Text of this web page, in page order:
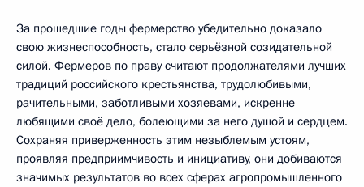
За прошедшие годы фермерство убедительно доказало
свою жизнеспособность, стало серьёзной созидательной
силой. Фермеров по праву считают продолжателями лучших
традиций российского крестьянства, трудолюбивыми,
рачительными, заботливыми хозяевами, искренне
любящими своё дело, болеющими за него душой и сердцем.
Сохраняя приверженность этим незыблемым устоям,
проявляя предприимчивость и инициативу, они добиваются
значимых результатов во всех сферах агропромышленного